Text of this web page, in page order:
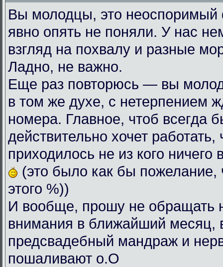
Вы молодцы, это
явно опять не поняли. У нас
взгляд на похвалу и разные
Ладно, не важно.
Еще раз повторюсь — вы
в том же духе, с нетерпением
номера. Главное, чтоб всегда
действительно хочет работать,
приходилось не из кого ничего
(это было как бы пожелание,
этого %))
И вообще, прошу не обращать
внимания в ближайший месяц,
предсвадебный мандраж и
пошаливают о.О